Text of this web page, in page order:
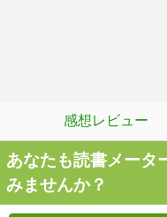
感想レビュー
あなたも読書メータ
みませんか？